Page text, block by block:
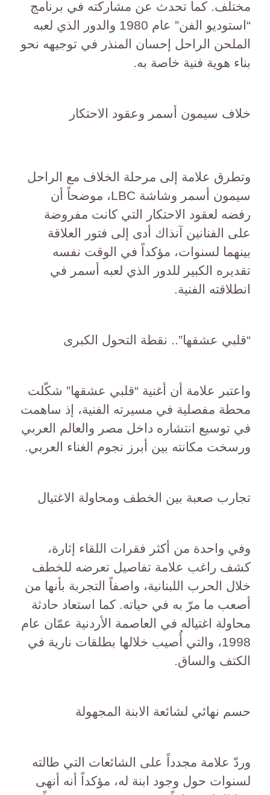
مختلف. كما تحدث عن مشاركته في برنامج
“استوديو الفن” عام 1980 والدور الذي لعبه
الملحن الراحل إحسان المنذر في توجيهه نحو
بناء هوية فنية خاصة به.
خلاف سيمون أسمر وعقود الاحتكار
وتطرق علامة إلى مرحلة الخلاف مع الراحل
سيمون أسمر وشاشة LBC، موضحاً أن
رفضه لعقود الاحتكار التي كانت مفروضة
على الفنانين آنذاك أدى إلى فتور العلاقة
بينهما لسنوات، مؤكداً في الوقت نفسه
تقديره الكبير للدور الذي لعبه أسمر في
انطلاقته الفنية.
“قلبي عشقها”.. نقطة التحول الكبرى
واعتبر علامة أن أغنية “قلبي عشقها” شكّلت
محطة مفصلية في مسيرته الفنية، إذ ساهمت
في توسيع انتشاره داخل مصر والعالم العربي
ورسخت مكانته بين أبرز نجوم الغناء العربي.
تجارب صعبة بين الخطف ومحاولة الاغتيال
وفي واحدة من أكثر فقرات اللقاء إثارة،
كشف راغب علامة تفاصيل تعرضه للخطف
خلال الحرب اللبنانية، واصفاً التجربة بأنها من
أصعب ما مرّ به في حياته. كما استعاد حادثة
محاولة اغتياله في العاصمة الأردنية عمّان عام
1998، والتي أُصيب خلالها بطلقات نارية في
الكتف والساق.
حسم نهائي لشائعة الابنة المجهولة
وردّ علامة مجدداً على الشائعات التي طالته
لسنوات حول وجود ابنة له، مؤكداً أنه أنهى